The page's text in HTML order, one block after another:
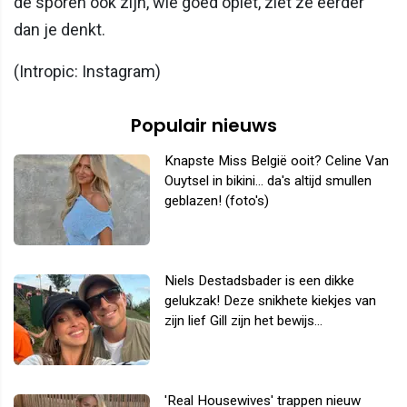
dan je denkt.
(Intropic: Instagram)
Populair nieuws
Knapste Miss België ooit? Celine Van
Ouytsel in bikini... da's altijd smullen
geblazen! (foto's)
Niels Destadsbader is een dikke
gelukzak! Deze snikhete kiekjes van
zijn lief Gill zijn het bewijs...
'Real Housewives' trappen nieuw